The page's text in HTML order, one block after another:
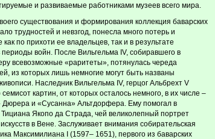
и развиваемые работниками музеев всего мира.
существования и формирования коллекция баварских
трудностей и невзгод, понесла много потерь и
по прихоти ее владельцев, так и в результате
войн. После Вильгельма IV, собиравшего в
всевозможные «раритеты», потянулась череда
из которых лишь немногие могут быть названы
Наследник Вильгельма IV, герцог Альбрехт V
картин, от которых осталось немного, в их числе –
Дюрера и «Сусанна» Альтдорфера. Ему помогал в
Якопо да Страда, чей великолепный портрет
в Вене. Заслуживает внимания собирательская
Максимилиана I (1597– 1651), первого из баварских